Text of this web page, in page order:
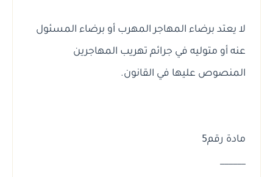
لا يعتد برضاء المهاجر المهرب أو برضاء المسئول
عنه أو متوليه في جرائم تهريب المهاجرين
المنصوص عليها في القانون.
مادة رقم5
______